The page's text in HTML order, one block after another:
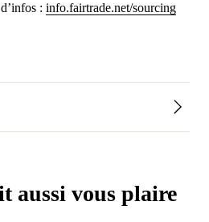
: info.fairtrade.net/sourcing
aussi vous plaire